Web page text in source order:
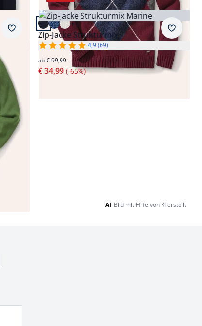
Merkzettel
Artikel 24 von 24.
+1
Zip-Jacke Strukturmix
4,9 (69)
ab € 99,99
€ 34,99 (-65%)
AI Bild mit Hilfe von KI erstellt